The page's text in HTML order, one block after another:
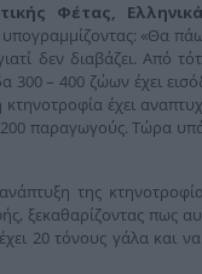
Φέτας,
«Θα
δεν διαβάζει. Από
300 – 400 ζώων έχει
έχει
200 παραγωγούς. Τώρα
της
ξεκαθαρίζοντας πως
20 τόνους γάλα και